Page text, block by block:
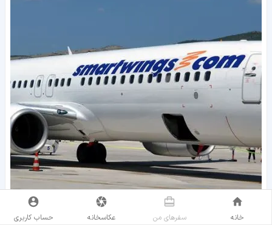
خانه سفر‌های من عکاسخانه حساب کاربری